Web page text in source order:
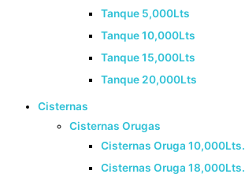
Tanque 5,000Lts
Tanque 10,000Lts
Tanque 15,000Lts
Tanque 20,000Lts
Cisternas
Cisternas Orugas
Cisternas Oruga 10,000Lts.
Cisternas Oruga 18,000Lts.